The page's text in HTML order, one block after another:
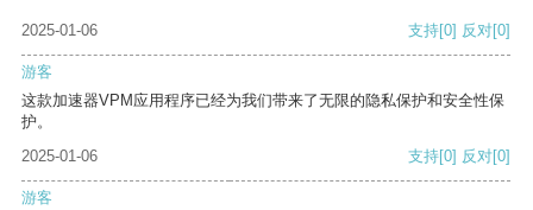
2025-01-06 支持[0] 反对[0]
游客
这款加速器VPM应用程序已经为我们带来了无限的隐私保护和安全性保
护。
2025-01-06
支持[0] 反对[0]
游客